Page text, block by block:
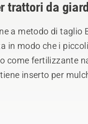
trattori da
a metodo di taglio
in modo che i
come fertilizzante
inserto per